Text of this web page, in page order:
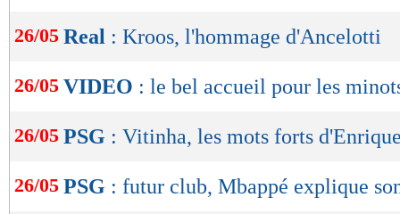
26/05 Real : Kroos, l'hommage d'Ancelotti
26/05 VIDEO : le bel accueil pour les
26/05 PSG : Vitinha, les mots forts
26/05 PSG : futur club, Mbappé explique